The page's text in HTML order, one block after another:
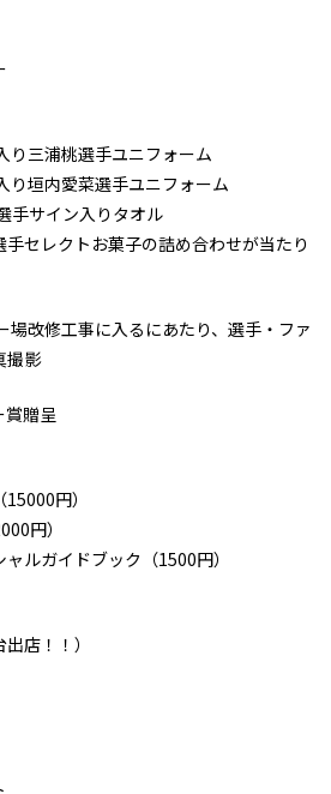
三浦桃選手ユニフォーム
垣内愛菜選手ユニフォーム
サイン入りタオル
セレクトお菓子の詰め合わせが当たり
改修工事に入るにあたり、選手・ファ
撮影
贈呈
円）
円）
ルガイドブック（1500円）
出店！！）